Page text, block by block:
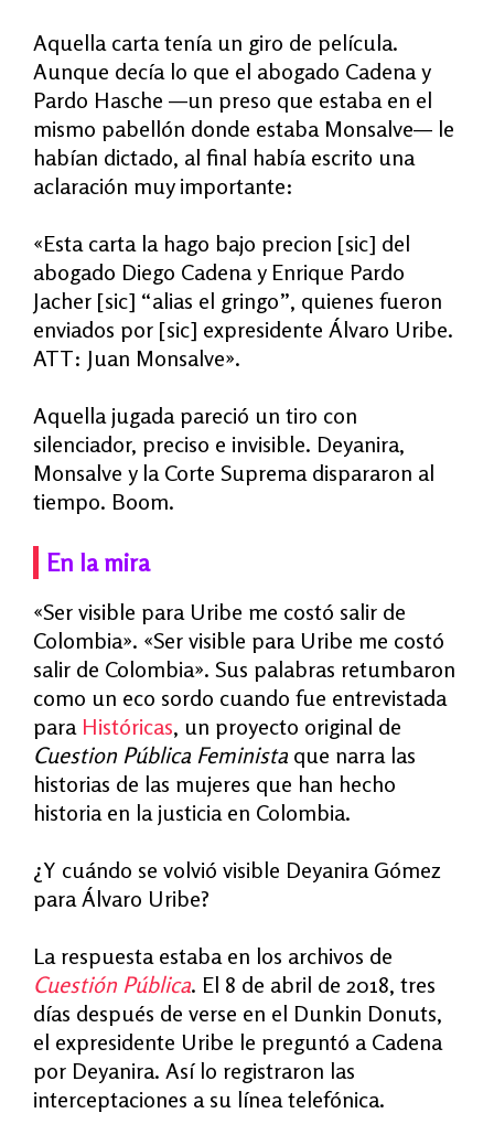
Aquella carta tenía un giro de película.
Aunque decía lo que el abogado Cadena y
Pardo Hasche —un preso que estaba en el
mismo pabellón donde estaba Monsalve— le
habían dictado, al final había escrito una
aclaración muy importante:
«Esta carta la hago bajo precion [sic] del
abogado Diego Cadena y Enrique Pardo
Jacher [sic] “alias el gringo”, quienes fueron
enviados por [sic] expresidente Álvaro Uribe.
ATT: Juan Monsalve».
Aquella jugada pareció un tiro con
silenciador, preciso e invisible. Deyanira,
Monsalve y la Corte Suprema dispararon al
tiempo. Boom.
En la mira
«Ser visible para Uribe me costó salir de
Colombia». «Ser visible para Uribe me costó
salir de Colombia». Sus palabras retumbaron
como un eco sordo cuando fue entrevistada
para Históricas, un proyecto original de
Cuestion Pública Feminista que narra las
historias de las mujeres que han hecho
historia en la justicia en Colombia.
¿Y cuándo se volvió visible Deyanira Gómez
para Álvaro Uribe?
La respuesta estaba en los archivos de
Cuestión Pública. El 8 de abril de 2018, tres
días después de verse en el Dunkin Donuts,
el expresidente Uribe le preguntó a Cadena
por Deyanira. Así lo registraron las
interceptaciones a su línea telefónica.